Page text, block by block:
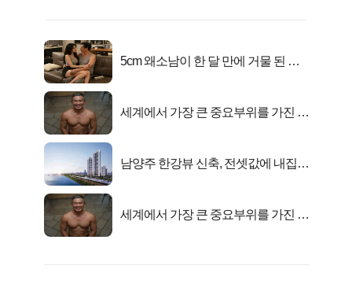
5cm 왜소남이 한 달 만에 거물 된 사
세계에서 가장 큰 중요부위를 가진 남
남양주 한강뷰 신축, 전셋값에 내집마
세계에서 가장 큰 중요부위를 가진 남